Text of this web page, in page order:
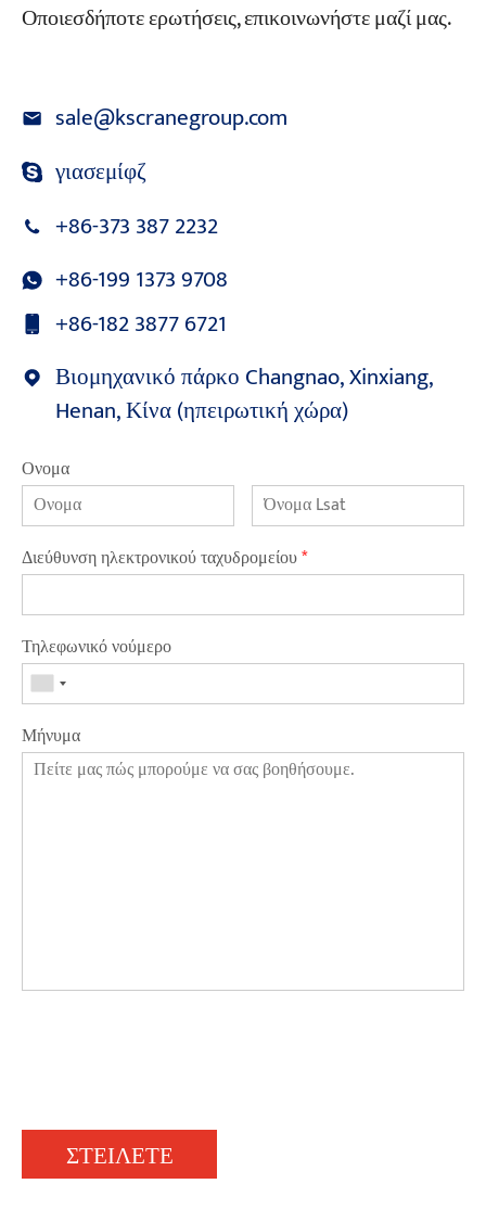
Οποιεσδήποτε ερωτήσεις, επικοινωνήστε μαζί μας.
sale@kscranegroup.com
γιασεμίφζ
+86-373 387 2232
+86-199 1373 9708
+86-182 3877 6721
Βιομηχανικό πάρκο Changnao, Xinxiang,
Henan, Κίνα (ηπειρωτική χώρα)
Ονομα
Διεύθυνση ηλεκτρονικού ταχυδρομείου*
Τηλεφωνικό νούμερο
Μήνυμα
ΣΤΕΙΛΕΤΕ